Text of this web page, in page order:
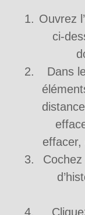
Ouvrez
ci-
Dans
effacer,